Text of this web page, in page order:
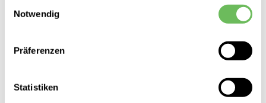
Notwendig
Präferenzen
Statistiken